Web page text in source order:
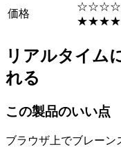
価格
リアルタイム
れる
この製品のいい点
ブラウザ上でブレーン